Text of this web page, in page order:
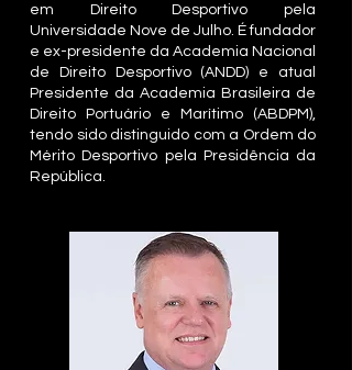
em Direito Desportivo pela
Universidade Nove de Julho. É fundador
e ex-presidente da Academia Nacional
de Direito Desportivo (ANDD) e atual
Presidente da Academia Brasileira de
Direito Portuário e Marítimo (ABDPM),
tendo sido distinguido com a Ordem do
Mérito Desportivo pela Presidência da
República.